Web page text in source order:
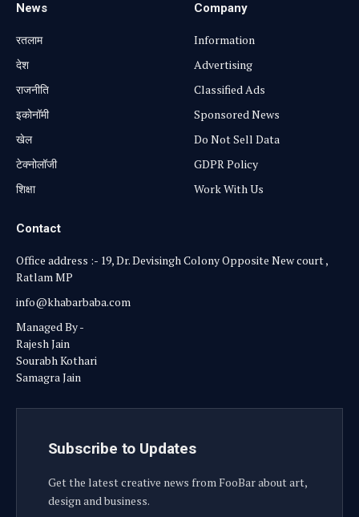
News
रतलाम
⁠देश
राजनीति
⁠इकोनॉमी
खेल
टेक्नोलॉजी
शिक्षा
Company
Information
Advertising
Classified Ads
Sponsored News
Do Not Sell Data
GDPR Policy
Work With Us
Contact
Office address :- 19, Dr. Devisingh Colony Opposite New court ,
Ratlam MP
info@khabarbaba.com
Managed By -
Rajesh Jain
Sourabh Kothari
Samagra Jain
Subscribe to Updates
Get the latest creative news from FooBar about art,
design and business.